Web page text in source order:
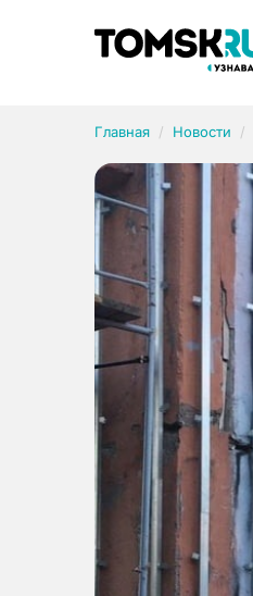
Главная Новости
Рубрики